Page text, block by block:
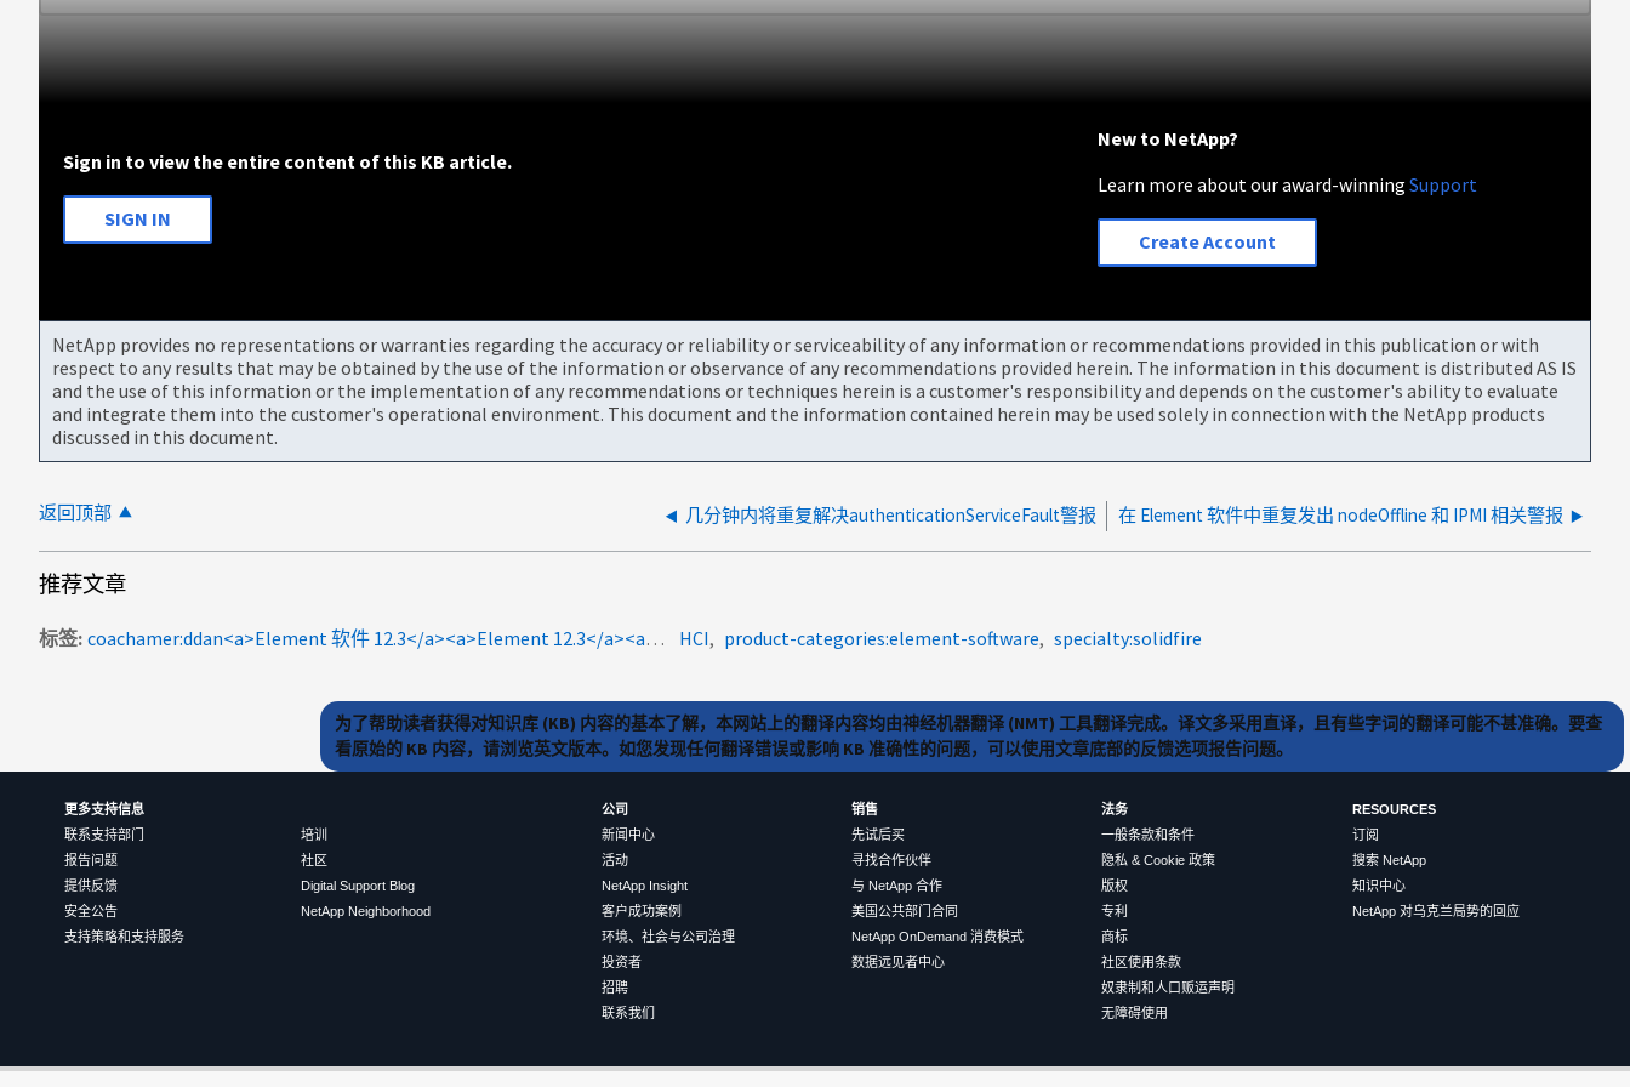
Sign in to view the entire content of this KB article.
SIGN IN
New to NetApp?
Learn more about our award-winningSupport
Create Account
NetApp provides no representations or warranties regarding the accuracy or reliability or serviceability of any information or recommendations provided in this publication or with
respect to any results that may be obtained by the use of the information or observance of any recommendations provided herein. The information in this document is distributed AS IS
and the use of this information or the implementation of any recommendations or techniques herein is a customer's responsibility and depends on the customer's ability to evaluate
and integrate them into the customer's operational environment. This document and the information contained herein may be used solely in connection with the NetApp products
discussed in this document.
返回顶部 几分钟内将重复解决authenticationServiceFault警报 在 Element 软件中重复发出 nodeOffline 和 IPMI 相关警报
推荐文章
标签 coachamer:ddan<a>Element 软件 12.3</a><a>Element 12.3</a><a>sfvasa</a> HCI product-categories:element-software specialty:solidfire
为了帮助读者获得对知识库 (KB) 内容的基本了解，本网站上的翻译内容均由神经机器翻译 (NMT) 工具翻译完成。译文多采用直译，且有些字词的翻译可能不甚准确。要查
看原始的 KB 内容，请浏览英文版本。如您发现任何翻译错误或影响 KB 准确性的问题，可以使用文章底部的反馈选项报告问题。
更多支持信息
联系支持部门
报告问题
提供反馈
安全公告
支持策略和支持服务
培训
社区
Digital Support Blog
NetApp Neighborhood
公司
新闻中心
活动
NetApp Insight
客户成功案例
环境、社会与公司治理
投资者
招聘
联系我们
销售
先试后买
寻找合作伙伴
与 NetApp 合作
美国公共部门合同
NetApp OnDemand 消费模式
数据远见者中心
法务
一般条款和条件
隐私 & Cookie 政策
版权
专利
商标
社区使用条款
奴隶制和人口贩运声明
无障碍使用
RESOURCES
订阅
搜索 NetApp
知识中心
NetApp 对乌克兰局势的回应